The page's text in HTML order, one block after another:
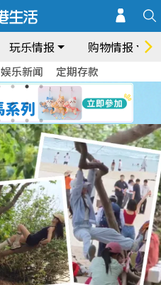
玩乐情报 购物情报
娱乐新闻 定期存款